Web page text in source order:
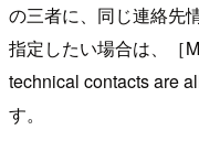
の三者に、同じ連絡先
指定したい場合は、［
technical contacts are
す。